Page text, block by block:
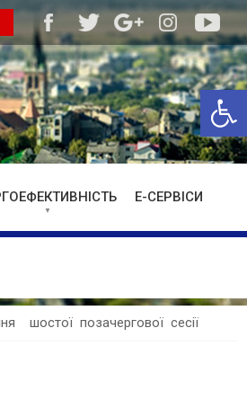
Е-СЕРВІСИ
шостої позачергової сесії